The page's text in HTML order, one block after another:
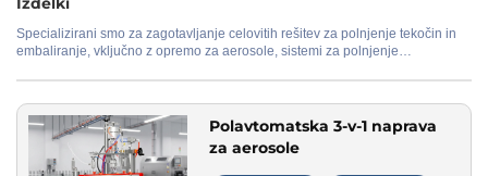
Uporaba
Specializirani smo za zagotavljanje celovitih rešitev za polnjenje tekočin in
embaliranje, vključno z opremo za aerosole, sistemi za polnjenje
parfume ter sistemi za čiščenje vode. Naša ponudba obsega od samostojnih
naprav do popolnoma avtomatiziranih proizvodnih linij, pri čemer so na voljo
prilagoditve za izpolnitev posebnih zahtev glede proizvodnje in materialov.
Polavtomatska 3-v-1 naprava
za aerosole